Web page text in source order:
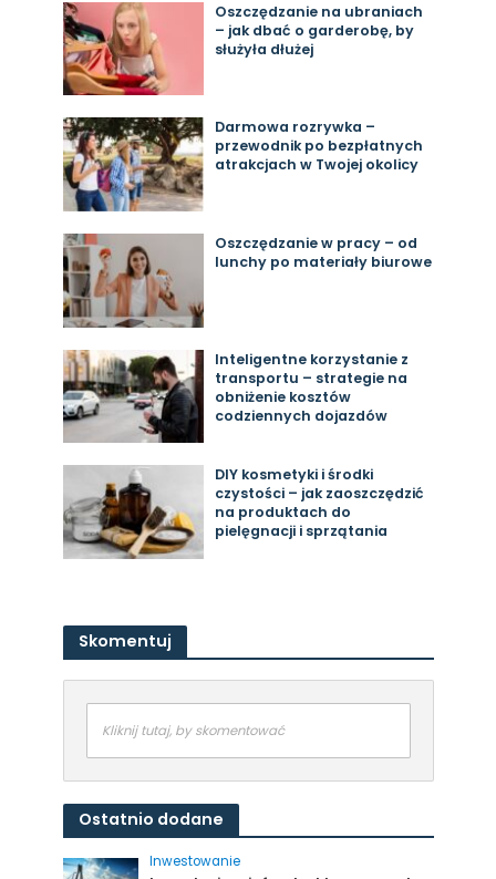
Oszczędzanie na ubraniach
– jak dbać o garderobę, by
służyła dłużej
Darmowa rozrywka –
przewodnik po bezpłatnych
atrakcjach w Twojej okolicy
Oszczędzanie w pracy – od
lunchy po materiały biurowe
Inteligentne korzystanie z
transportu – strategie na
obniżenie kosztów
codziennych dojazdów
DIY kosmetyki i środki
czystości – jak zaoszczędzić
na produktach do
pielęgnacji i sprzątania
Skomentuj
Kliknij tutaj, by skomentować
Ostatnio dodane
Inwestowanie